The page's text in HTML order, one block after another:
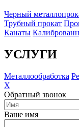
Черный
Трубный прокат
Канаты
УСЛУГИ
Металлообработка
X
Обратный звонок
Ваше имя